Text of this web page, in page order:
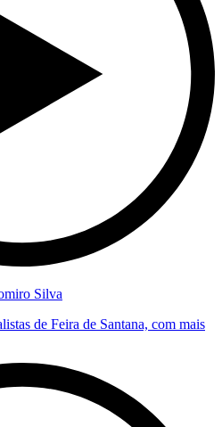
Silva
de Feira de Santana, com mais